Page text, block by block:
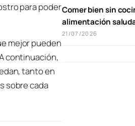
para poder
mejor pueden
continuación,
tanto en
sobre cada
Comer bien sin
alimentación
21/07/2026